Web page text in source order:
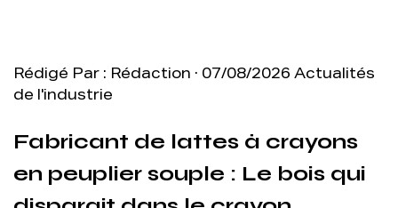
Rédigé Par : Rédaction · 07/08/2026 Actualités
de l'industrie
Fabricant de lattes à crayons
en peuplier souple : Le bois qui